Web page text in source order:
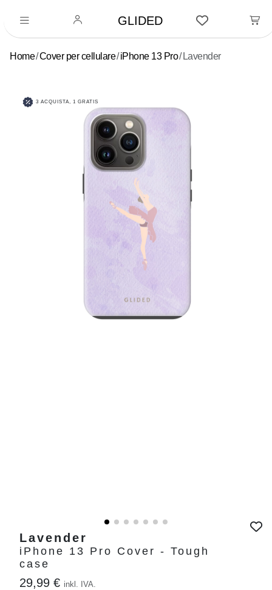
GLIDED
Home Cover per cellulare iPhone 13 Pro Lavender
3 ACQUISTA, 1 GRATIS
Lavender
iPhone 13 Pro Cover - Tough
case
29,99 € inkl. IVA.